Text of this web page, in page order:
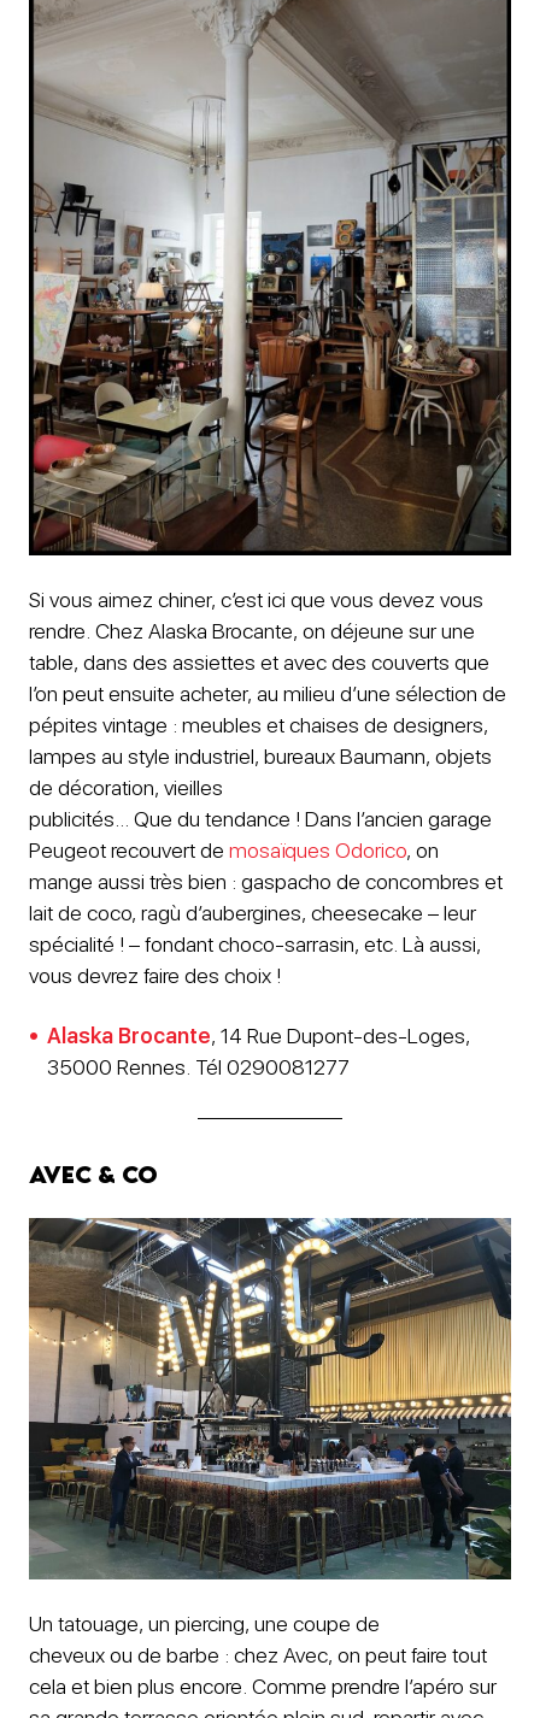
Si vous aimez chiner, c’est ici que vous devez vous
rendre. Chez Alaska Brocante, on déjeune sur une
table, dans des assiettes et avec des couverts que
l’on peut ensuite acheter, au milieu d’une sélection de
pépites vintage : meubles et chaises de designers,
lampes au style industriel, bureaux Baumann, objets
de décoration, vieilles
publicités… Que du tendance ! Dans l’ancien garage
Peugeot recouvert de mosaïques Odorico, on
mange aussi très bien : gaspacho de concombres et
lait de coco, ragù d’aubergines, cheesecake – leur
spécialité ! – fondant choco-sarrasin, etc. Là aussi,
vous devrez faire des choix !
Alaska Brocante, 14 Rue Dupont-des-Loges,
35000 Rennes. Tél 0290081277
Avec & Co
Un tatouage, un piercing, une coupe de
cheveux ou de barbe : chez Avec, on peut faire tout
cela et bien plus encore. Comme prendre l’apéro sur